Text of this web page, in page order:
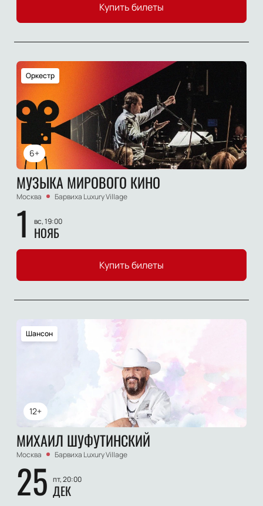
Купить билеты
6+
Оркестр
МУЗЫКА МИРОВОГО КИНО
Москва Барвиха Luxury Village
1 вс, 19:00
НОЯБ
Купить билеты
12+
Шансон
МИХАИЛ ШУФУТИНСКИЙ
Москва Барвиха Luxury Village
25 пт, 20:00
ДЕК